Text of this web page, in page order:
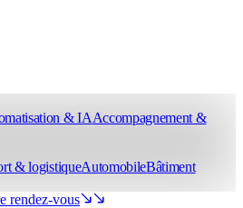
& IAAccompagnement &
& logistiqueAutomobileBâtiment
rendez-vous